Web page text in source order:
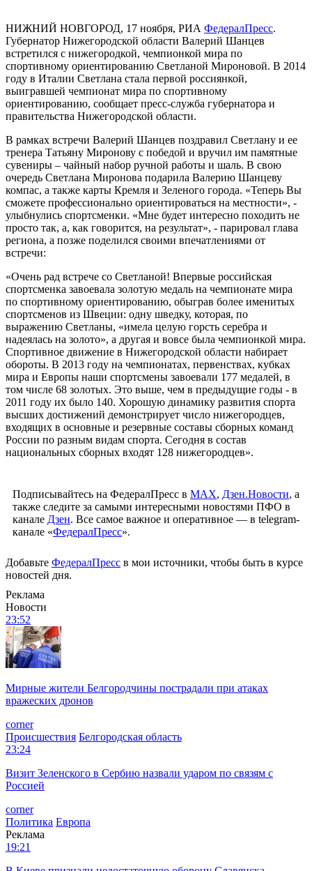
НИЖНИЙ НОВГОРОД, 17 ноября, РИА ФедералПресс.
Губернатор Нижегородской области Валерий Шанцев
встретился с нижегородкой, чемпионкой мира по
спортивному ориентированию Светланой Мироновой. В 2014
году в Италии Светлана стала первой россиянкой,
выигравшей чемпионат мира по спортивному
ориентированию, сообщает пресс-служба губернатора и
правительства Нижегородской области.
В рамках встречи Валерий Шанцев поздравил Светлану и ее
тренера Татьяну Миронову с победой и вручил им памятные
сувениры – чайный набор ручной работы и шаль. В свою
очередь Светлана Миронова подарила Валерию Шанцеву
компас, а также карты Кремля и Зеленого города. «Теперь Вы
сможете профессионально ориентироваться на местности», -
улыбнулись спортсменки. «Мне будет интересно походить не
просто так, а, как говорится, на результат», - парировал глава
региона, а позже поделился своими впечатлениями от
встречи:
«Очень рад встрече со Светланой! Впервые российская
спортсменка завоевала золотую медаль на чемпионате мира
по спортивному ориентированию, обыграв более именитых
спортсменов из Швеции: одну шведку, которая, по
выражению Светланы, «имела целую горсть серебра и
надеялась на золото», а другая и вовсе была чемпионкой мира.
Спортивное движение в Нижегородской области набирает
обороты. В 2013 году на чемпионатах, первенствах, кубках
мира и Европы наши спортсмены завоевали 177 медалей, в
том числе 68 золотых. Это выше, чем в предыдущие годы - в
2011 году их было 140. Хорошую динамику развития спорта
высших достижений демонстрирует число нижегородцев,
входящих в основные и резервные составы сборных команд
России по разным видам спорта. Сегодня в состав
национальных сборных входят 128 нижегородцев».
Подписывайтесь на ФедералПресс в МАХ, Дзен.Новости, а
также следите за самыми интересными новостями ПФО в
канале Дзен. Все самое важное и оперативное — в telegram-
канале «ФедералПресс».
Добавьте ФедералПресс в мои источники, чтобы быть в курсе
новостей дня.
Реклама
Новости
23:52
Мирные жители Белгородчины пострадали при атаках
вражеских дронов
corner
Происшествия Белгородская область
23:24
Визит Зеленского в Сербию назвали ударом по связям с
Россией
corner
Политика Европа
Реклама
19:21